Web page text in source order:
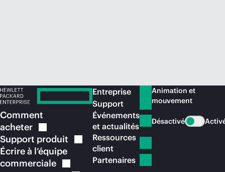
Comment
acheter
Support produit
Écrire à l’équipe
commerciale
Entreprise
Support
Événements
et actualités
Ressources
client
Partenaires
Animation et
mouvement
Désactivé